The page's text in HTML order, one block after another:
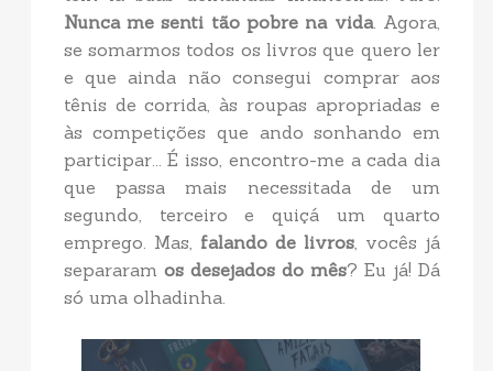
Nunca me senti tão pobre na vida. Agora,
se somarmos todos os livros que quero ler
e que ainda não consegui comprar aos
tênis de corrida, às roupas apropriadas e
às competições que ando sonhando em
participar... É isso, encontro-me a cada dia
que passa mais necessitada de um
segundo, terceiro e quiçá um quarto
emprego. Mas, falando de livros, vocês já
separaram os desejados do mês? Eu já! Dá
só uma olhadinha.